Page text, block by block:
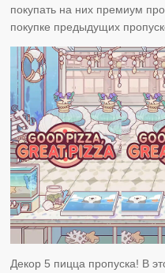
покупать на них премиум
покупке предыдущих
Декор 5 пицца пропуска! В